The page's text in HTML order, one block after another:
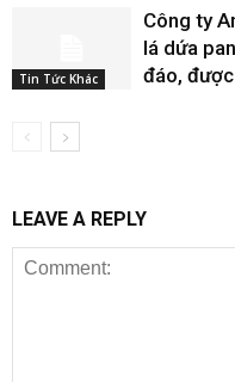
Tin Tức Khác
Công ty
lá dứa
đáo,
LEAVE A REPLY